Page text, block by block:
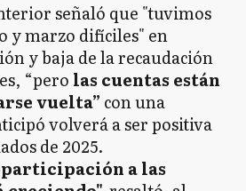
señaló que "tuvimos
y marzo difíciles" en
y baja de la recaudación
“pero las cuentas están
vuelta” con una
volverá a ser positiva
de 2025.
a las